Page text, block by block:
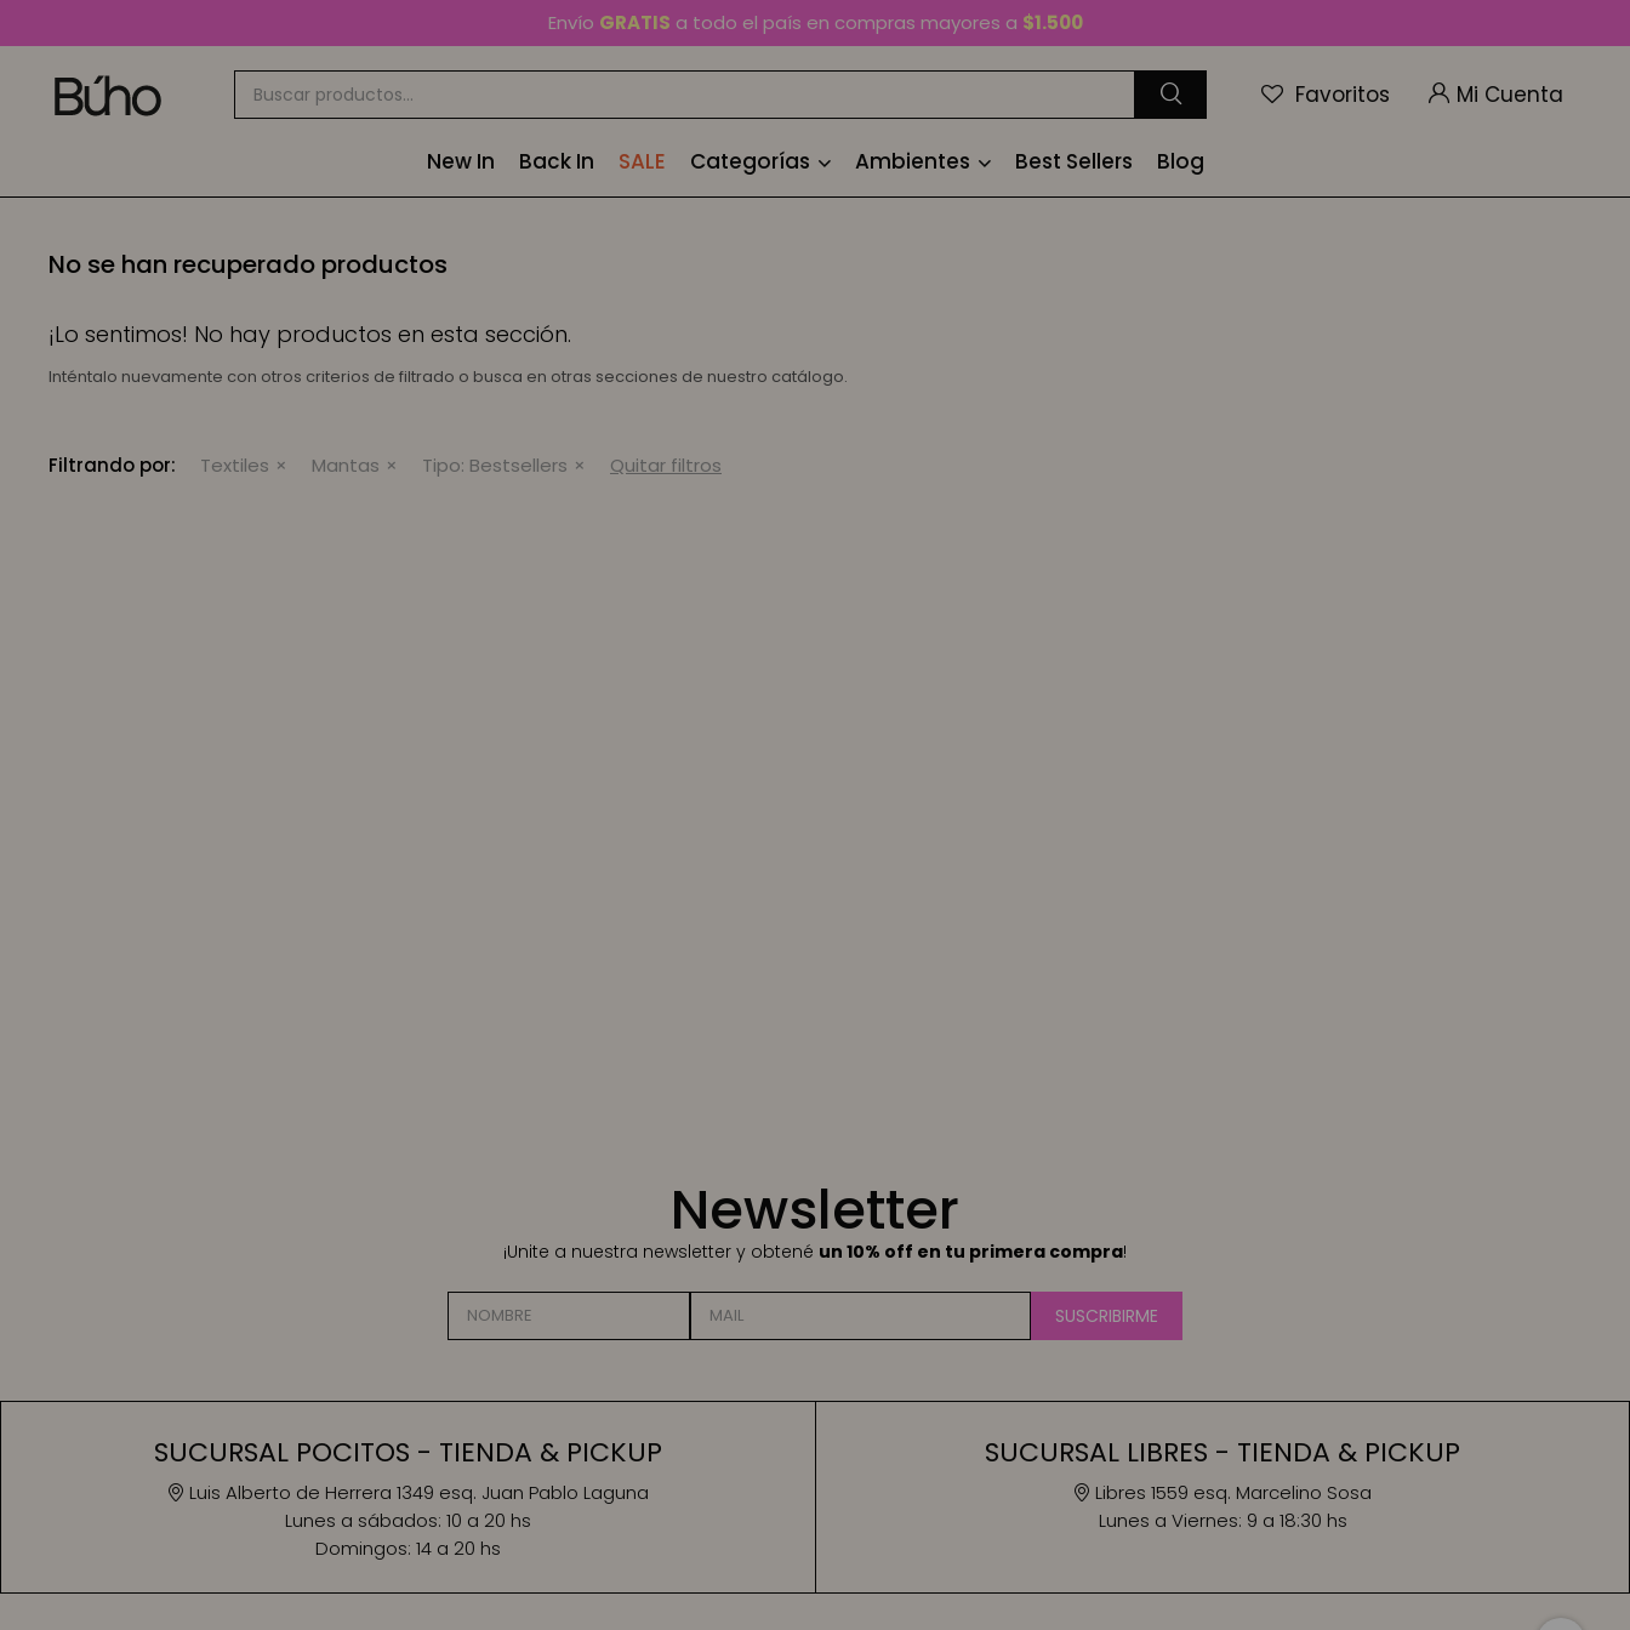
Envío GRATIS a todo el país en compras mayores a $1.500
En Montevideo,envío en 2 horasdisponible
Cambios y devoluciones gratispor 30 días
Envío
GRATIS a todo el país en compras mayores a$1.500
New In Back In SALE Categorías Ambientes Best Sellers Blog
Favoritos
No se han recuperado productos
¡Lo sentimos! No hay productos en esta sección.
Inténtalo nuevamente con otros criterios de filtrado o busca en otras secciones de nuestro catálogo.
Filtrando por: Textiles Mantas Tipo: Bestsellers Quitar filtros
Newsletter
¡Unite a nuestra newsletter y obtené un 10% off en tu primera compra!
SUSCRIBIRME
SUCURSAL POCITOS - TIENDA & PICKUP
Luis Alberto de Herrera 1349 esq. Juan Pablo Laguna
Lunes a sábados: 10 a 20 hs
Domingos: 14 a 20 hs
SUCURSAL LIBRES - TIENDA & PICKUP
Libres 1559 esq. Marcelino Sosa
Lunes a Viernes: 9 a 18:30 hs